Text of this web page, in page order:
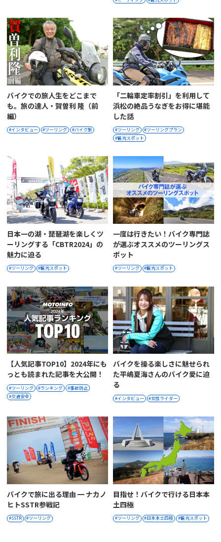
バイクでの旅人生をどこまで
も。旅の達人・賀曽利 隆（前
編）
インタビュー ツーリング バイク旅
「二輪車定率割引」を利用して
浜松の絶品うなぎをお得に堪能
した話
ツーリング
ツーリングプラン
観光スポット
日本一の湖・琵琶湖を楽しくツ
ーリングする「CBTR2024」の
魅力に迫る
ツーリング 観光スポット
一度は行きたい！バイク専門誌
が選ぶオススメのツーリングス
ポット
ツーリング 観光スポット
【人気記事TOP10】2024年にも
っとも読まれた記事を大公開！
ツーリング ランキング
事故防止
交通安全
バイクを操る楽しさに魅せられ
た平嶋夏海さんのバイク愛に迫
る︎
インタビュー 女性ライダー
バイクで旅に出る理由 ━ ナカノ
ヒトSSTR参戦記
SSTR ツーリング
目指せ！バイクで行ける日本本
土四極
ツーリング 日本本土四極 観光スポット